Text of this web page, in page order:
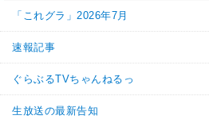
「これグラ」2026年7月
速報記事
ぐらぶるTVちゃんねるっ
生放送の最新告知